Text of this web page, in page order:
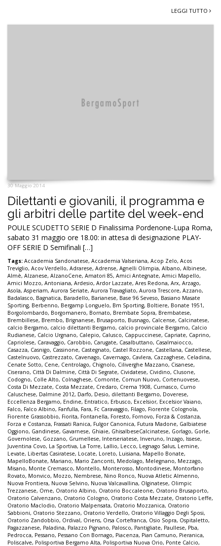
LEGGI TUTTO
30 Maggio 2014
Dilettanti e giovanili, il programma e
gli arbitri delle partite del week-end
POULE SCUDETTO SERIE D Finalissima Pordenone-Lupa Roma,
sabato 31 maggio ore 18.00: in attesa di designazione PLAY-
OFF SERIE D Semifinali […]
Tags: Accademia Sandonatese, Accademia Valseriana, Acop Zelo, Acos
Treviglio, Acov Verdello, Adrarese, Adrense, Agnelli Olimpia, Albano, Albinese,
Almè, Alzanese, AlzanoCene, Amatori 85, Amici Antegnate, Amici Mapello,
Amici Mozzo, Antoniana, Ardesio, Ardor Lazzate, Ares Redona, Arx, Arzago,
Asola, Asperiam, Aurora Seriate, Aurora Travagliato, Aurora Trescore, Azzano,
Badalasco, Bagnatica, Baradello, Barianese, Base 96 Seveso, Basiano Masate
Sporting, Berbenno, Bergamp Longuelo, Bm Sporting, Boltiere, Bonate 1951,
Borgolombardo, Borgomanero, Bornato, Brembate Sopra, Brembatese,
Brembillese, Brembo, Brignanese, Brusaporto, Busnago, Calcense, Calcinatese,
calcio Bergamo, calcio dilettanti Bergamo, calcio provinciale Bergamo, Calcio
Rudianese, Calcio Urgnano, Calepio, Calusco, Cappuccinese, Capriate, Caprino,
Capriolese, Caravaggio, Carobbio, Carugate, Casalbuttano, Casalmaiocco,
Casazza, Casnigo, Cassinone, Castegnato, Castel Rozzone, Castellana, Castellese,
Castelnuovo, Castrezzato, Cavenago, Cavernago, Cavlera, Cazzaghese, Celadina,
Cenate Sotto, Cene, Centrolago, Chignolo, Ciliverghe Mazzano, Cisanese,
Ciserano, Città Di Dalmine, Città Di Segrate, Cividatese, Cividino, Clusone,
Codogno, Colle Alto, Colnaghese, Comonte, Comun Nuovo, Cortenuovese,
Costa Di Mezzate, Costa Mezzate, Credaro, Crema 1908, Curnasco, Curno
Caluschese, Dalmine 2012, Darfo, Desio, dilettanti Bergamo, Doverese,
Eccellenza Bergamo, Endine, Entratico, Erbusco, Excelsior, Excelsior Vaiano,
Falco, Falco Albino, Fanfulla, Fara, Fc Caravaggio, Filago, Fiorente Colognola,
Fiorente Grassobbio, Fiorita, Fontanella, Foresto, Fornovo, Forza & Costanza,
Forza e Costanza, Frassati Ranica, Fulgor Canonica, Futura Madone, Galbiatese
Oggiono, Gandinese, Gavarnese, Ghiaie, GhisalbeseCalcinatese, Gorlago, Gorle,
Governolese, Gozzano, Grumellese, Interseriatese, Inveruno, Inzago, Issese,
Juventina Covo, La Sportiva, La Torre, Lallio, Lecco, Legnago Salus, Lemine,
Levate, Libertas Casiratese, Locate, Loreto, Luisiana, Mapello Bonate,
MapelloBonate, Mariano, Mario Zanconti, Medolago, Melegnano, Mezzago,
Misano, Monte Cremasco, Montello, Monterosso, Montodinese, Montorfano
Rovato, Monvico, Mozzo, Nembrese, Nino Ronco, Nuova Atletic Almenno,
Nuova Frontiera, Nuova Selvino, Nuova Valcavallina, Olginatese, Olimpic
Trezzanese, Ome, Oratorio Albino, Oratorio Boccaleone, Oratorio Brusaporto,
Oratorio Calvenzano, Oratorio Cologno, Oratorio Costa Mezzate, Oratorio Leffe,
Oratorio Maclodio, Oratorio Malpensata, Oratorio Mozzanica, Oratorio
Sabbioni, Oratorio Stezzano, Oratorio Verdello, Oratorio Villaggio Degli Sposi,
Oratorio Zandobbio, Ordival, Oriens, Orsa Cortefranca, Osio Sopra, Ospitaletto,
Pagazzanese, Paladina, Palazzo Pignano, Palosco, Pantigliate, Paullese, Pba,
Pedrocca, Pessano, Pessano Con Bornago, Piacenza, Pian Camuno, Pieranica,
Poliscalve, Polisportiva Bergamo Alta, Polisportiva Nuova Orio, Ponte Calcio,